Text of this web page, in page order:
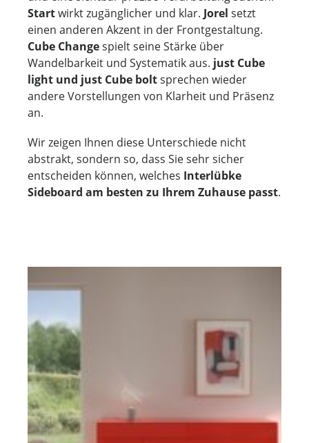
Startwirkt zugänglicher und klar. Jorel setzt
einen anderen Akzent in der Frontgestaltung.
Cube Changespielt seine Stärke über
Wandelbarkeit und Systematik aus. just Cube
light und just Cube boltsprechen wieder
andere Vorstellungen von Klarheit und Präsenz
an.
Wir zeigen Ihnen diese Unterschiede nicht
abstrakt, sondern so, dass Sie sehr sicher
entscheiden können, welches Interlübke
Sideboard am besten zu Ihrem Zuhause passt.